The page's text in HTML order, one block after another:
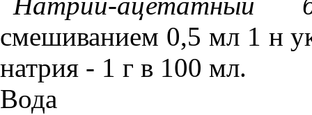
смешиванием 0,5 мл 1 н
натрия - 1 г в 100 мл.
Вода